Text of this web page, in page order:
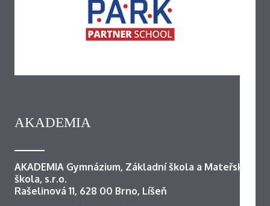
AKADEMIA
AKADEMIA Gymnázium, Základní škola a Mateřská
škola, s.r.o.
Rašelinová 11, 628 00 Brno, Líšeň